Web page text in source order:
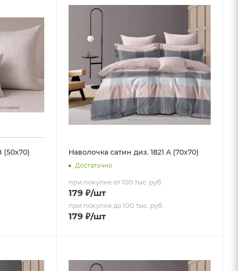
(50х70) Наволочка сатин диз. 1821 A (70х70)
Достаточно
при покупке от 100 тыс. руб.
179₽/шт
при покупке до 100 тыс. руб.
179₽/шт